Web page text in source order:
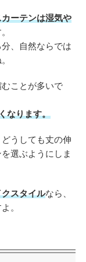
ーテンは湿気や
、自然ならでは
ことが多いで
なります。
うしても丈の伸
選ぶようにしま
スタイルなら、
。